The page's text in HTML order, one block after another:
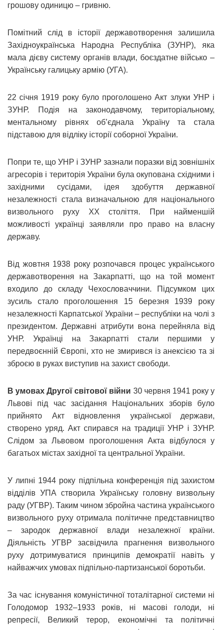
грошову одиницю – гривню.
Помітний слід в історії державотворення залишила
Західноукраїнська Народна Республіка (ЗУНР), яка
мала дієву систему органів влади, боєздатне військо –
Українську галицьку армію (УГА).
22 січня 1919 року було проголошено Акт злуки УНР і
ЗУНР. Подія на законодавчому, територіальному,
ментальному рівнях об’єднала Україну та стала
підставою для відліку історії соборної України.
Попри те, що УНР і ЗУНР зазнали поразки від зовнішніх
агресорів і територія України була окупована східними і
західними сусідами, ідея здобуття державної
незалежності стала визначальною для національного
визвольного руху ХХ століття. При найменшій
можливості українці заявляли про право на власну
державу.
Від жовтня 1938 року розпочався процес українського
державотворення на Закарпатті, що на той момент
входило до складу Чехословаччини. Підсумком цих
зусиль стало проголошення 15 березня 1939 року
незалежності Карпатської України – республіки на чолі з
президентом. Державні атрибути вона перейняла від
УНР. Українці на Закарпатті стали першими у
передвоєнній Європі, хто не змирився із анексією та зі
зброєю в руках виступив на захист свободи.
В умовах Другої світової війни 30 червня 1941 року у
Львові під час засідання Національних зборів було
прийнято Акт відновлення української держави,
створено уряд. Акт спирався на традиції УНР і ЗУНР.
Слідом за Львовом проголошення Акта відбулося у
багатьох містах західної та центральної України.
У липні 1944 року підпільна конференція під захистом
відділів УПА створила Українську головну визвольну
раду (УГВР). Таким чином збройна частина українського
визвольного руху отримала політичне представництво
– зародок державної влади незалежної країни.
Діяльність УГВР засвідчила прагнення визвольного
руху дотримуватися принципів демократії навіть у
найважчих умовах підпільно-партизанської боротьби.
За час існування комуністичної тоталітарної системи ні
Голодомор 1932–1933 років, ні масові голоди, ні
репресії, Великий терор, економічні та політичні